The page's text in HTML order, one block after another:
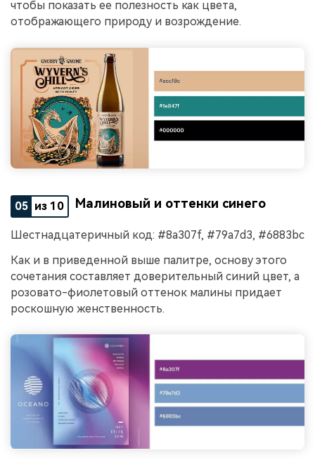
чтобы показать ее полезность как цвета,
отображающего природу и возрождение.
05 из 10 Малиновый и оттенки синего
Шестнадцатеричный код: #8a307f, #79a7d3, #6883bc
Как и в приведенной выше палитре, основу этого
сочетания составляет доверительный синий цвет, а
розовато-фиолетовый оттенок малины придает
роскошную женственность.